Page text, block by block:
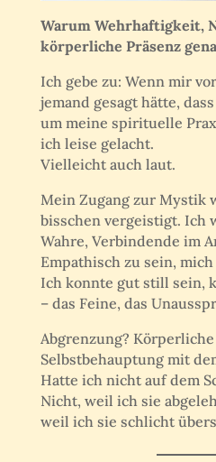
Warum Wehrhaftigkeit,
körperliche Präsenz
Ich gebe zu: Wenn mir
jemand gesagt hätte,
um meine spirituelle
ich leise gelacht.
Vielleicht auch laut.
Mein Zugang zur Mystik
bisschen vergeistigt. Ich
Wahre, Verbindende im
Empathisch zu sein, mich
Ich konnte gut still sein,
– das Feine, das
Abgrenzung? Körperliche
Selbstbehauptung mit
Hatte ich nicht auf dem
Nicht, weil ich sie
weil ich sie schlicht